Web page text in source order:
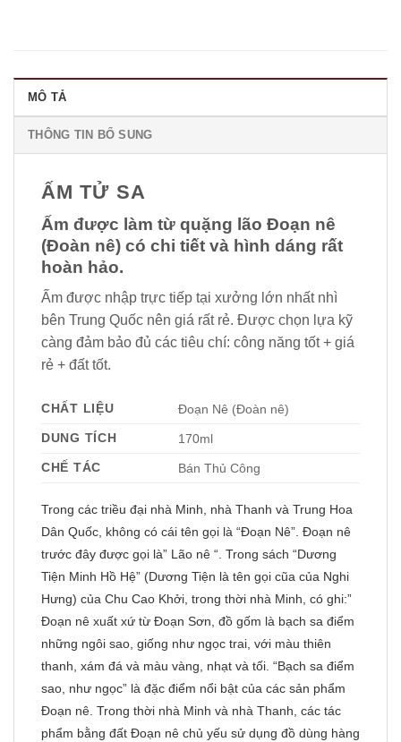
MÔ TẢ
THÔNG TIN BỔ SUNG
ẤM TỬ SA
Ấm được làm từ quặng lão Đoạn nê
(Đoàn nê) có chi tiết và hình dáng rất
hoàn hảo.
Ấm được nhập trực tiếp tại xưởng lớn nhất nhì
bên Trung Quốc nên giá rất rẻ. Được chọn lựa kỹ
càng đảm bảo đủ các tiêu chí: công năng tốt + giá
rẻ + đất tốt.
CHẤT LIỆU
Đoạn Nê (Đoàn nê)
DUNG TÍCH
170ml
CHẾ TÁC
Bán Thủ Công
Trong các triều đại nhà Minh, nhà Thanh và Trung Hoa
Dân Quốc, không có cái tên gọi là “Đoạn Nê”. Đoạn nê
trước đây được gọi là” Lão nê “. Trong sách “Dương
Tiện Minh Hồ Hệ” (Dương Tiện là tên gọi cũa của Nghi
Hưng) của Chu Cao Khởi, trong thời nhà Minh, có ghi:”
Đoạn nê xuất xứ từ Đoạn Sơn, đồ gốm là bạch sa điểm
những ngôi sao, giống như ngọc trai, với màu thiên
thanh, xám đá và màu vàng, nhạt và tối. “Bạch sa điểm
sao, như ngọc” là đặc điểm nổi bật của các sản phẩm
Đoạn nê. Trong thời nhà Minh và nhà Thanh, các tác
phẩm bằng đất Đoạn nê chủ yếu sử dụng đồ dùng hàng